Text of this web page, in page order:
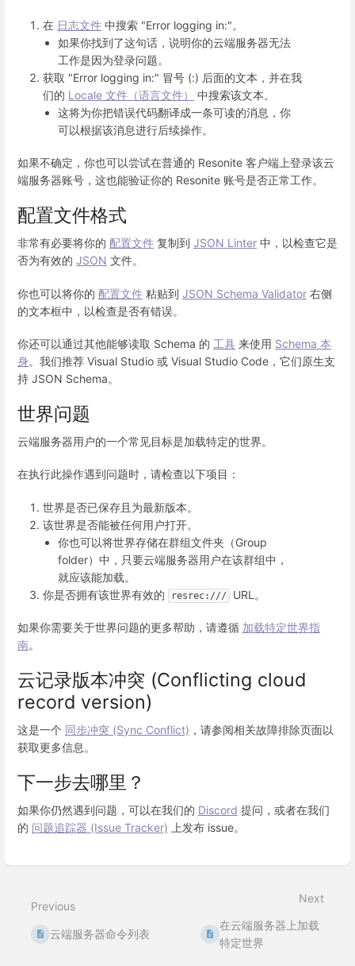
在 日志文件 中搜索 "Error logging in:"。
如果你找到了这句话，说明你的云端服务器无法
工作是因为登录问题。
获取 "Error logging in:" 冒号 (:) 后面的文本，并在我
们的 Locale 文件（语言文件）
中搜索该文本。
这将为你把错误代码翻译成一条可读的消息，你
可以根据该消息进行后续操作。
如果不确定，你也可以尝试在普通的 Resonite 客户端上登录该云
端服务器账号，这也能验证你的 Resonite 账号是否正常工作。
配置文件格式
非常有必要将你的 配置文件 复制到 JSON Linter 中，以检查它是
否为有效的 JSON 文件。
你也可以将你的 配置文件 粘贴到 JSON Schema Validator 右侧
的文本框中，以检查是否有错误。
你还可以通过其他能够读取 Schema 的 工具 来使用 Schema 本
身。我们推荐 Visual Studio 或 Visual Studio Code，它们原生支
持 JSON Schema。
世界问题
云端服务器用户的一个常见目标是加载特定的世界。
在执行此操作遇到问题时，请检查以下项目：
世界是否已保存且为最新版本。
该世界是否能被任何用户打开。
你也可以将世界存储在群组文件夹（Group
folder）中，只要云端服务器用户在该群组中，
就应该能加载。
你是否拥有该世界有效的
resrec:/// URL。
如果你需要关于世界问题的更多帮助，请遵循 加载特定世界指
南。
云记录版本冲突 (Conflicting cloud
record version)
这是一个 同步冲突 (Sync Conflict) ，请参阅相关故障排除页面以
获取更多信息。
下一步去哪里？
如果你仍然遇到问题，可以在我们的 Discord 提问，或者在我们
的 问题追踪器 (Issue Tracker) 上发布 issue。
mode
Previous
云端服务器命令列表
Next
在云端服务器上加载
特定世界